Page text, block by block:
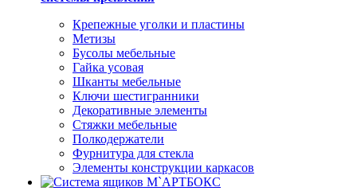
Крепежные уголки и пластины
Метизы
Бусолы мебельные
Гайка усовая
Шканты мебельные
Ключи шестигранники
Декоративные элементы
Стяжки мебельные
Полкодержатели
Фурнитура для стекла
Элементы конструкции каркасов